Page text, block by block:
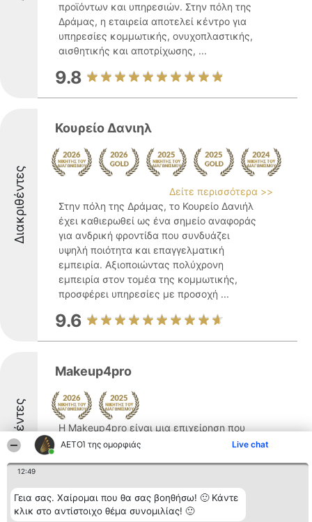
ΑΕΤΟΊ της ομορφιάς Live chat
12:49
Γεια σας. Χαίρομαι που θα σας βοηθήσω! 🙂 Κάντε
κλικ στο αντίστοιχο θέμα συνομιλίας! 🙂
προϊόντων και υπηρεσιών. Στην πόλη της
Δράμας, η εταιρεία αποτελεί κέντρο για
υπηρεσίες κομμωτικής, ονυχοπλαστικής,
αισθητικής και αποτρίχωσης, ...
9.8
Διακριθέντες
Κουρείο Δανιηλ
Δείτε περισσότερα >>
Στην πόλη της Δράμας, το Κουρείο Δανιήλ
έχει καθιερωθεί ως ένα σημείο αναφοράς
για ανδρική φροντίδα που συνδυάζει
υψηλή ποιότητα και επαγγελματική
εμπειρία. Αξιοποιώντας πολύχρονη
εμπειρία στον τομέα της κομμωτικής,
προσφέρει υπηρεσίες με προσοχή ...
9.6
Διακριθέντες
Makeup4pro
Η Makeup4pro είναι μια επιχείρηση που
δραστηριοποιείται στον τομέα της
διάθεση επαγγελματικών προϊόντων
μακιγιάζ και περιποίησης, προσφέροντας
μεγάλη ποικιλία ειδών σε ...